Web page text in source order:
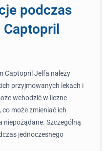
podczas
Captopril Jelfa należy
przyjmowanych lekach i
wchodzić w liczne
może zmieniać ich
niepożądane. Szczególną
jednoczesnego